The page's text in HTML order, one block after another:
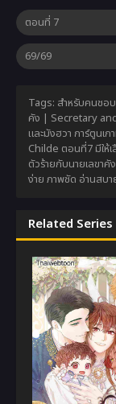
Tags: สำหรับคนชอ
คัง | Secretary
และมังฮวา การ์ตูนเ
Childe ตอนที่7 มีใ
ตัวร้ายกับนายเลขา
ง่าย ภาพชัด อ่านสบา
Related Series